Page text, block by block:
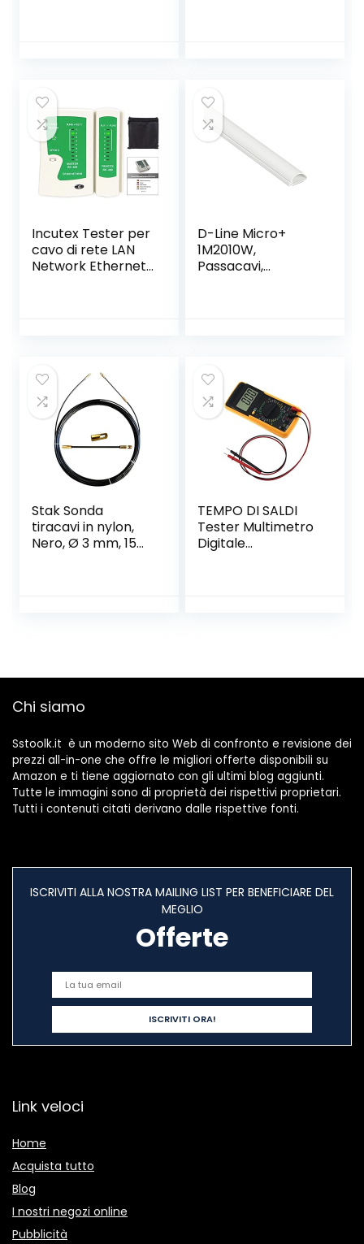
Capacità /
Temperatura /
Frequenza –
KAIWEETS
Incutex Tester per
cavo di rete LAN
Network Ethernet
D-Line Micro+
1M2010W,
Passacavi,
Pavimento – 20 x
10 mm – 1 m
Lunghezza –
Stak Sonda
tiracavi in nylon,
Nero, Ø 3 mm, 15
TEMPO DI SALDI
Tester Multimetro
Digitale
Chi siamo
Sstoolk.it è un moderno sito Web di confronto e revisione dei
prezzi all-in-one che offre le migliori offerte disponibili su
Amazon e ti tiene aggiornato con gli ultimi blog aggiunti.
Tutte le immagini sono di proprietà dei rispettivi proprietari.
Tutti i contenuti citati derivano dalle rispettive fonti.
ISCRIVITI ALLA NOSTRA MAILING LIST PER BENEFICIARE DEL
MEGLIO
Offerte
Link veloci
Home
Acquista tutto
Blog
I nostri negozi online
Pubblicità